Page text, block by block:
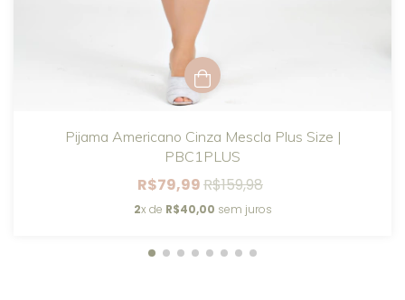
Pijama Americano Cinza Mescla Plus Size |
PBC1PLUS
R$79,99R$159,98
2x de R$40,00 sem juros